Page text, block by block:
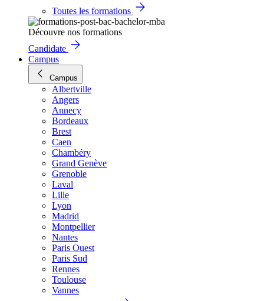
Toutes les formations
Découvre nos formations
Candidate
Campus
Campus
Albertville
Angers
Annecy
Bordeaux
Brest
Caen
Chambéry
Grand Genève
Grenoble
Laval
Lille
Lyon
Madrid
Montpellier
Nantes
Paris Ouest
Paris Sud
Rennes
Toulouse
Vannes